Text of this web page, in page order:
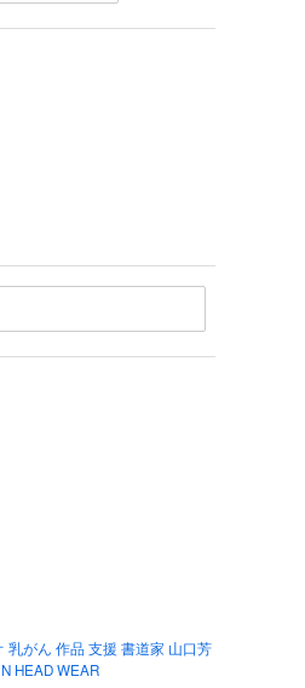
乳がん 作品 支援 書道家 山口芳
HEAD WEAR